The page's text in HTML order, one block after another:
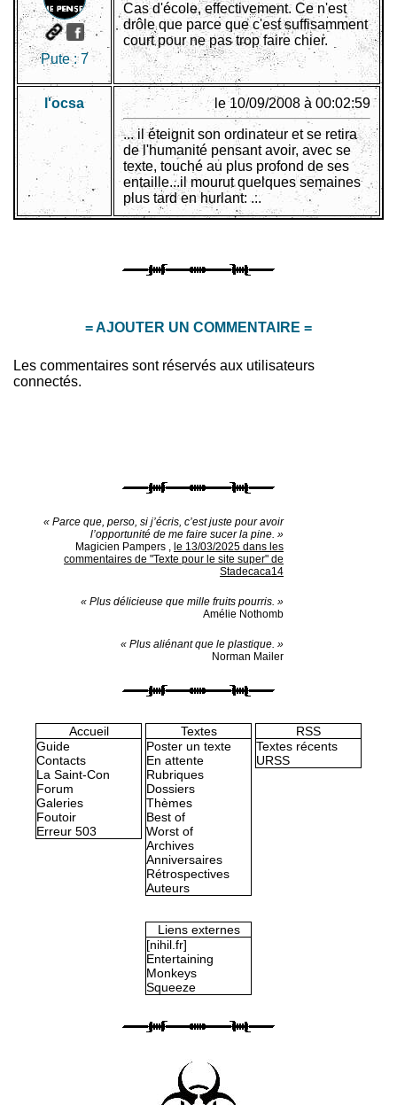
Pute :7
Cas d'école, effectivement. Ce n'est
drôle que parce que c'est suffisamment
court pour ne pas trop faire chier.
l'ocsa le 10/09/2008 à 00:02:59
... il éteignit son ordinateur et se retira
de l'humanité pensant avoir, avec se
texte, touché au plus profond de ses
entaille...il mourut quelques semaines
plus tard en hurlant: ...
= AJOUTER UN COMMENTAIRE =
Les commentaires sont réservés aux utilisateurs
connectés.
« Parce que, perso, si j’écris, c’est juste pour avoir
l’opportunité de me faire sucer la pine. »
Magicien Pampers , le 13/03/2025 dans les
commentaires de "Texte pour le site super" de
Stadecaca14
« Plus délicieuse que mille fruits pourris. »
Amélie Nothomb
« Plus aliénant que le plastique. »
Norman Mailer
Accueil
Guide
Contacts
La Saint-Con
Forum
Galeries
Foutoir
Erreur 503
Textes
Poster un texte
En attente
Rubriques
Dossiers
Thèmes
Best of
Worst of
Archives
Anniversaires
Rétrospectives
Auteurs
RSS
Textes récents
URSS
Liens externes
[nihil.fr]
Entertaining
Monkeys
Squeeze